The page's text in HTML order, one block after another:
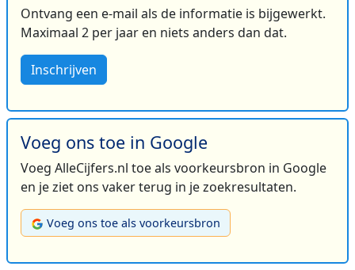
Ontvang een e-mail als de informatie is bijgewerkt.
Maximaal 2 per jaar en niets anders dan dat.
Inschrijven
Voeg ons toe in Google
Voeg AlleCijfers.nl toe als voorkeursbron in Google
en je ziet ons vaker terug in je zoekresultaten.
Voeg ons toe als voorkeursbron